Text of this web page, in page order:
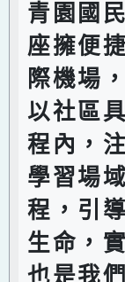
青園國
座擁便
際機場
以社區
程內，
學習場
程，引
生命，
也是我